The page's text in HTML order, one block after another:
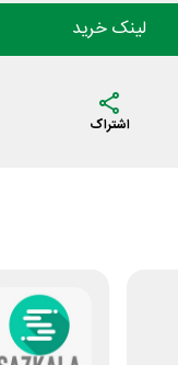
لینک خرید
اشتراک